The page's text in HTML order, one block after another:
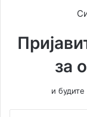
за
и